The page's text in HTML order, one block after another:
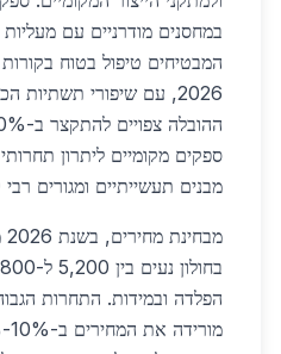
במחסנים מודרניים עם
המבטיחים טיפול בטוח
2026, עם שיפורי תשתיות
ספקים מקומיים ליתרון
מבנים תעשייתיים ומגורים רבי
הפלדה ובמידות. התחרות